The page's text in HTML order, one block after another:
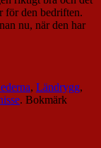
för den bedriften.
nu, när den har
, Ländrygg,
. Bokmärk